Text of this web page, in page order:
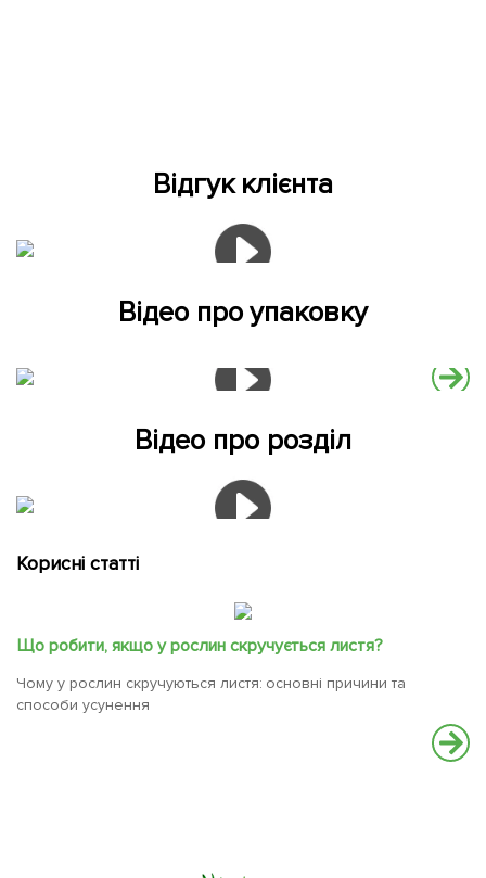
Відгук клієнта
Відео про упаковку
Відео про розділ
Корисні статті
Що робити, якщо у рослин скручується листя?
Чому у рослин скручуються листя: основні причини та
способи усунення